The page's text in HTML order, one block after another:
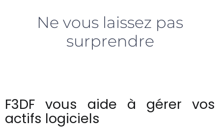
Ne vous laissez pas
surprendre
F3DF vous aide à gérer vos
actifs logiciels